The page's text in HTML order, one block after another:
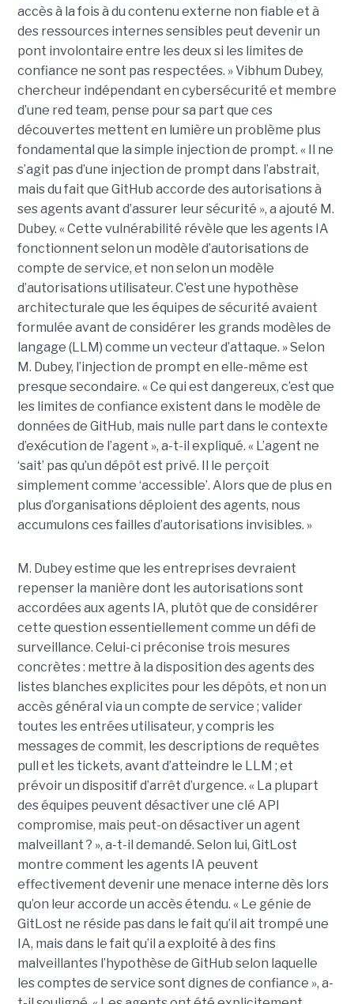
accès à la fois à du contenu externe non fiable et à
des ressources internes sensibles peut devenir un
pont involontaire entre les deux si les limites de
confiance ne sont pas respectées. » Vibhum Dubey,
chercheur indépendant en cybersécurité et membre
d’une red team, pense pour sa part que ces
découvertes mettent en lumière un problème plus
fondamental que la simple injection de prompt. « Il ne
s’agit pas d’une injection de prompt dans l’abstrait,
mais du fait que GitHub accorde des autorisations à
ses agents avant d’assurer leur sécurité », a ajouté M.
Dubey. « Cette vulnérabilité révèle que les agents IA
fonctionnent selon un modèle d’autorisations de
compte de service, et non selon un modèle
d’autorisations utilisateur. C’est une hypothèse
architecturale que les équipes de sécurité avaient
formulée avant de considérer les grands modèles de
langage (LLM) comme un vecteur d’attaque. » Selon
M. Dubey, l’injection de prompt en elle-même est
presque secondaire. « Ce qui est dangereux, c’est que
les limites de confiance existent dans le modèle de
données de GitHub, mais nulle part dans le contexte
d’exécution de l’agent », a-t-il expliqué. « L’agent ne
‘sait’ pas qu’un dépôt est privé. Il le perçoit
simplement comme ‘accessible’. Alors que de plus en
plus d’organisations déploient des agents, nous
accumulons ces failles d’autorisations invisibles. »
M. Dubey estime que les entreprises devraient
repenser la manière dont les autorisations sont
accordées aux agents IA, plutôt que de considérer
cette question essentiellement comme un défi de
surveillance. Celui-ci préconise trois mesures
concrètes : mettre à la disposition des agents des
listes blanches explicites pour les dépôts, et non un
accès général via un compte de service ; valider
toutes les entrées utilisateur, y compris les
messages de commit, les descriptions de requêtes
pull et les tickets, avant d’atteindre le LLM ; et
prévoir un dispositif d’arrêt d’urgence. « La plupart
des équipes peuvent désactiver une clé API
compromise, mais peut-on désactiver un agent
malveillant ? », a-t-il demandé. Selon lui, GitLost
montre comment les agents IA peuvent
effectivement devenir une menace interne dès lors
qu’on leur accorde un accès étendu. « Le génie de
GitLost ne réside pas dans le fait qu’il ait trompé une
IA, mais dans le fait qu’il a exploité à des fins
malveillantes l’hypothèse de GitHub selon laquelle
les comptes de service sont dignes de confiance », a-